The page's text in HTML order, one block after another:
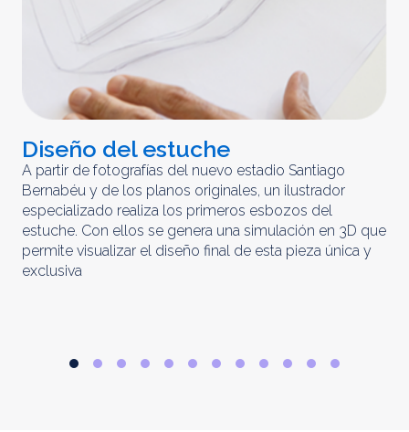
Diseño del estuche
A partir de fotografías del nuevo estadio Santiago
Bernabéu y de los planos originales, un ilustrador
especializado realiza los primeros esbozos del
estuche. Con ellos se genera una simulación en 3D que
permite visualizar el diseño final de esta pieza única y
exclusiva